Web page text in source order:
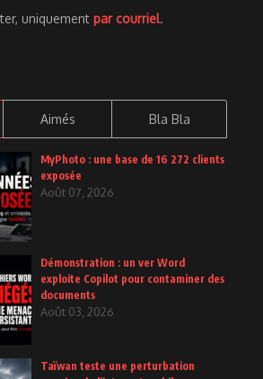
uniquement par courriel.
Aimés Bla Bla
MyPhoto : une base de 16 272 clients
exposée
Août 07, 2026
Démonstration : un ver Word
exploite Copilot pour contaminer des
documents
Août 03, 2026
Taïwan teste une perturbation